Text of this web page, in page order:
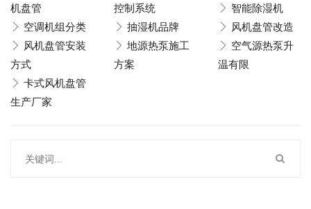
机盘管
控制系统
智能除湿机
空调机组分类
抽湿机品牌
风机盘管改造
风机盘管安装
方式
地源热泵施工
方案
空气源热泵升
温有限
卡式风机盘管
生产厂家